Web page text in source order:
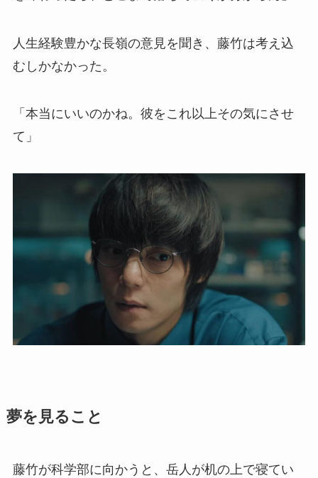
人生経験豊かな長嶺の意見を聞き、藤竹は考え込
むしかなかった。
「本当にいいのかね。彼をこれ以上その気にさせ
て」
夢を見ること
藤竹が科学部に向かうと、岳人が机の上で寝てい